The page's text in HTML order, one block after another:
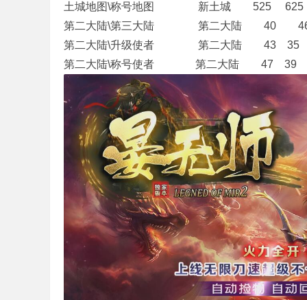
土城地图\称号地图 新土城 525
第二大陆\第三大陆 第二大陆 40
第二大陆\升级使者 第二大陆 43
第二大陆\称号使者 第二大陆 47 39